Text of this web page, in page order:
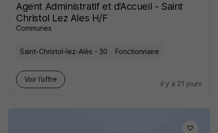
Agent Administratif et d'Accueil - Saint
Christol Lez Ales H/F
Communes
Saint-Christol-lez-Alès - 30 Fonctionnaire
Voir l’offre
il y a 21 jours